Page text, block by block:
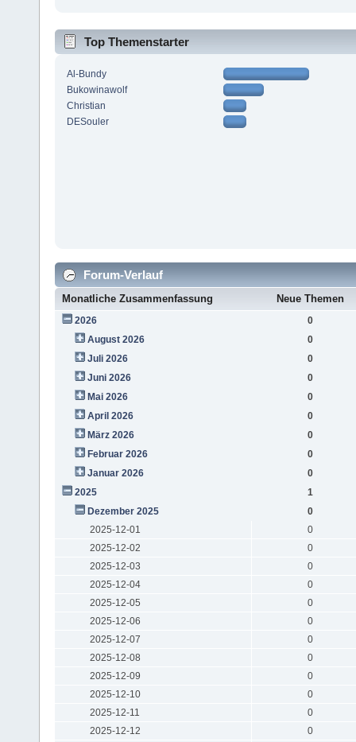
Top Themenstarter
Al-Bundy
Bukowinawolf
Christian
DESouler
Forum-Verlauf
Monatliche Zusammenfassung Neue Themen
2026
0
August 2026
0
Juli 2026
0
Juni 2026
0
Mai 2026
0
April 2026
0
März 2026
0
Februar 2026
0
Januar 2026
0
2025
1
Dezember 2025
0
2025-12-01
0
2025-12-02
0
2025-12-03
0
2025-12-04
0
2025-12-05
0
2025-12-06
0
2025-12-07
0
2025-12-08
0
2025-12-09
0
2025-12-10
0
2025-12-11
0
2025-12-12
0